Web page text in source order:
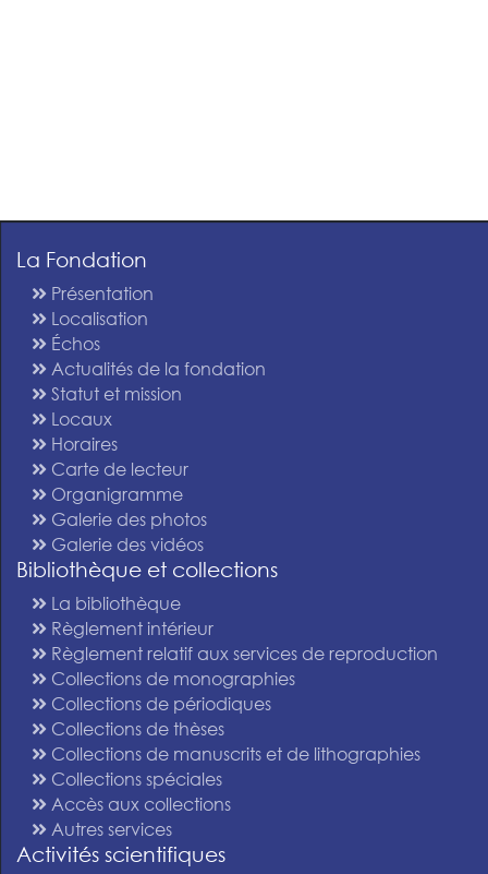
La Fondation
Présentation
Localisation
Échos
Actualités de la fondation
Statut et mission
Locaux
Horaires
Carte de lecteur
Organigramme
Galerie des photos
Galerie des vidéos
Bibliothèque et collections
La bibliothèque
Règlement intérieur
Règlement relatif aux services de reproduction
Collections de monographies
Collections de périodiques
Collections de thèses
Collections de manuscrits et de lithographies
Collections spéciales
Accès aux collections
Autres services
Activités scientifiques